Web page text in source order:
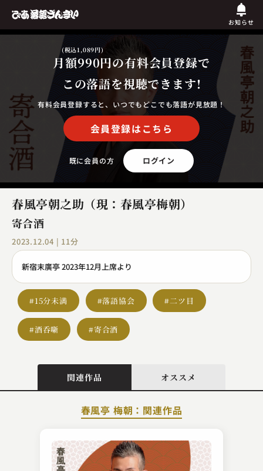
お知らせ
月額990円
(税込1,089円)
の有料会員登録で
この落語を視聴できます!
有料会員登録すると、いつでもどこでも落語が見放題！
会員登録はこちら
既に会員の方 ログイン
春風亭朝之助（現：春風亭梅朝）
寄合酒
2023.12.04 | 11分
新宿末廣亭 2023年12月上席より
#15分未満 #落語協会 #二ツ目
#酒呑噺 #寄合酒
関連作品 オススメ
春風亭 梅朝：関連作品